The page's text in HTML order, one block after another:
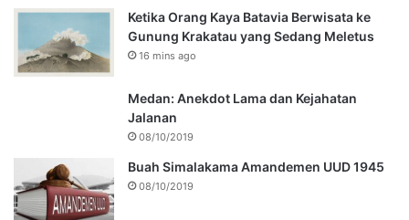
Ketika Orang Kaya Batavia Berwisata ke
Gunung Krakatau yang Sedang Meletus
16 mins ago
Medan: Anekdot Lama dan Kejahatan
Jalanan
08/10/2019
Buah Simalakama Amandemen UUD 1945
08/10/2019